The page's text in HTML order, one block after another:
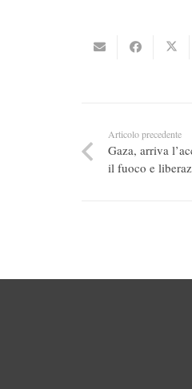
Articolo precedente
Gaza, arriva
il fuoco e